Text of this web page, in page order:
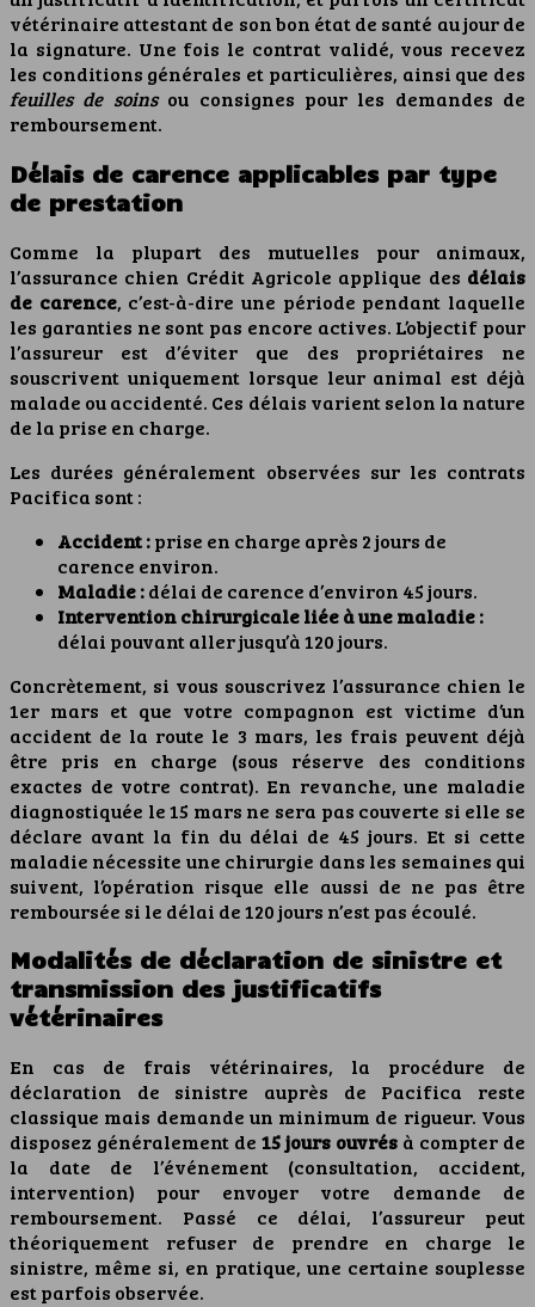
vétérinaire attestant de son bon état de santé au jour de
la signature. Une fois le contrat validé, vous recevez
les conditions générales et particulières, ainsi que des
feuilles de soinsou consignes pour les demandes de
remboursement.
Délais de carence applicables par type
de prestation
Comme la plupart des mutuelles pour animaux,
l’assurance chien Crédit Agricole applique des délais
de carence, c’est-à-dire une période pendant laquelle
les garanties ne sont pas encore actives. L’objectif pour
l’assureur est d’éviter que des propriétaires ne
souscrivent uniquement lorsque leur animal est déjà
malade ou accidenté. Ces délais varient selon la nature
de la prise en charge.
Les durées généralement observées sur les contrats
Pacifica sont :
Accident :prise en charge après 2 jours de
carence environ.
Maladie :délai de carence d’environ 45 jours.
Intervention chirurgicale liée à une maladie :
délai pouvant aller jusqu’à 120 jours.
Concrètement, si vous souscrivez l’assurance chien le
1er mars et que votre compagnon est victime d’un
accident de la route le 3 mars, les frais peuvent déjà
être pris en charge (sous réserve des conditions
exactes de votre contrat). En revanche, une maladie
diagnostiquée le 15 mars ne sera pas couverte si elle se
déclare avant la fin du délai de 45 jours. Et si cette
maladie nécessite une chirurgie dans les semaines qui
suivent, l’opération risque elle aussi de ne pas être
remboursée si le délai de 120 jours n’est pas écoulé.
Modalités de déclaration de sinistre et
transmission des justificatifs
vétérinaires
En cas de frais vétérinaires, la procédure de
déclaration de sinistre auprès de Pacifica reste
classique mais demande un minimum de rigueur. Vous
disposez généralement de 15 jours ouvrés à compter de
la date de l’événement (consultation, accident,
intervention) pour envoyer votre demande de
remboursement. Passé ce délai, l’assureur peut
théoriquement refuser de prendre en charge le
sinistre, même si, en pratique, une certaine souplesse
est parfois observée.